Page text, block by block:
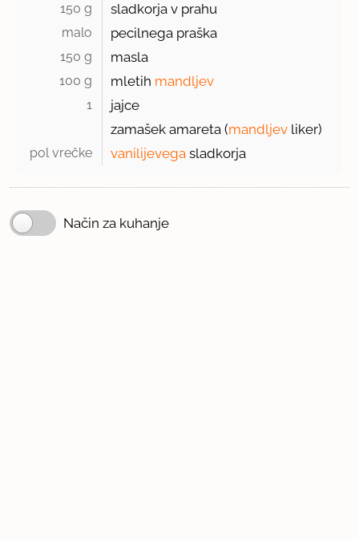
150 g sladkorja v prahu
malo pecilnega praška
150 g masla
100 g mletih mandljev
1
jajce
zamašek amareta (mandljev liker)
pol vrečke vanilijevega sladkorja
Način za kuhanje